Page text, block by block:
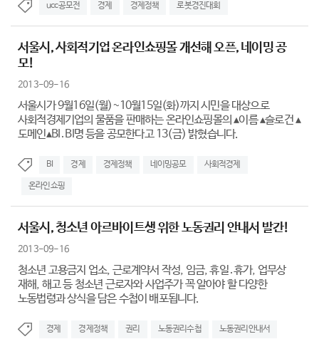
ucc공모전 경제 경제정책 로봇경진대회
서울시, 사회적기업 온라인쇼핑몰 개선해 오픈, 네이밍 공
모!
2013-09-16
서울시가 9월16일(월)~10월15일(화)까지 시민을 대상으로
사회적경제기업의 물품을 판매하는 온라인쇼핑몰의 ▴이름 ▴슬로건 ▴
도메인▴BI․BI명 등을 공모한다고 13(금) 밝혔습니다.
BI 경제 경제정책 네이밍공모 사회적경제
온라인쇼핑
서울시, 청소년 아르바이트생 위한 노동권리 안내서 발간!
2013-09-16
청소년 고용금지 업소, 근로계약서 작성, 임금, 휴일․휴가, 업무상
재해, 해고 등 청소년 근로자와 사업주가 꼭 알아야 할 다양한
노동법령과 상식을 담은 수첩이 배포됩니다.
경제 경제정책 권리 노동권리수첩 노동권리안내서